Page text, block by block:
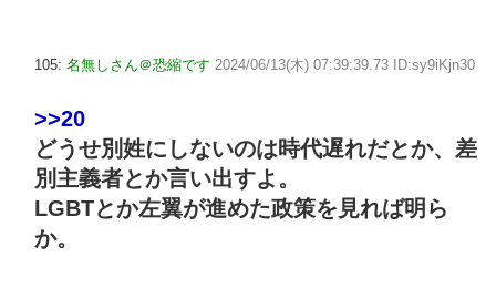
105: 名無しさん＠恐縮です 2024/06/13(木) 07:39:39.73 ID:sy9iKjn30
>>20
どうせ別姓にしないのは時代遅れだとか、差
別主義者とか言い出すよ。
LGBTとか左翼が進めた政策を見れば明ら
か。